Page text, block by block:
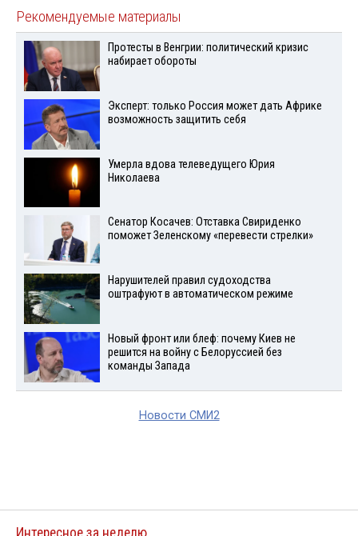
Рекомендуемые материалы
Протесты в Венгрии: политический кризис
набирает обороты
Эксперт: только Россия может дать Африке
возможность защитить себя
Умерла вдова телеведущего Юрия
Николаева
Сенатор Косачев: Отставка Свириденко
поможет Зеленскому «перевести стрелки»
Нарушителей правил судоходства
оштрафуют в автоматическом режиме
Новый фронт или блеф: почему Киев не
решится на войну с Белоруссией без
команды Запада
Новости СМИ2
Интересное за неделю